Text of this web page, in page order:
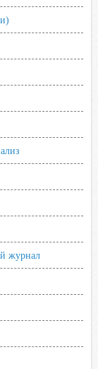
журнал